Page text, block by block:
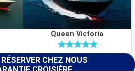
Queen Victoria
CHEZ NOUS